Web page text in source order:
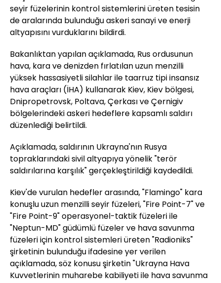
seyir füzelerinin kontrol sistemlerini üreten tesisin
de aralarında bulunduğu askeri sanayi ve enerji
altyapısını vurduklarını bildirdi.
Bakanlıktan yapılan açıklamada, Rus ordusunun
hava, kara ve denizden fırlatılan uzun menzilli
yüksek hassasiyetli silahlar ile taarruz tipi insansız
hava araçları (İHA) kullanarak Kiev, Kiev bölgesi,
Dnipropetrovsk, Poltava, Çerkası ve Çernigiv
bölgelerindeki askeri hedeflere kapsamlı saldırı
düzenlediği belirtildi.
Açıklamada, saldırının Ukrayna'nın Rusya
topraklarındaki sivil altyapıya yönelik "terör
saldırılarına karşılık" gerçekleştirildiği kaydedildi.
Kiev'de vurulan hedefler arasında, "Flamingo" kara
konuşlu uzun menzilli seyir füzeleri, "Fire Point-7" ve
"Fire Point-9" operasyonel-taktik füzeleri ile
"Neptun-MD" güdümlü füzeler ve hava savunma
füzeleri için kontrol sistemleri üreten "Radioniks"
şirketinin bulunduğu ifadesine yer verilen
açıklamada, söz konusu şirketin "Ukrayna Hava
Kuvvetlerinin muharebe kabiliyeti ile hava savunma